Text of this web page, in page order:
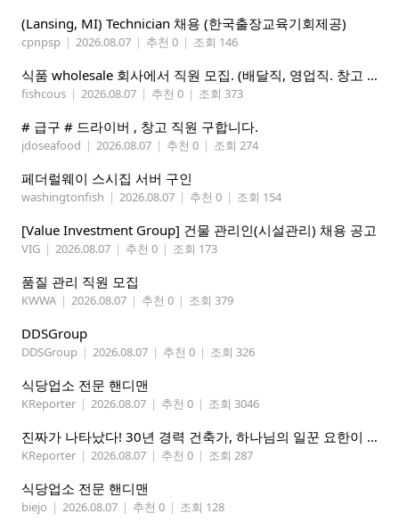
(Lansing, MI) Technician 채용 (한국출장교육기회제공)
cpnpsp | 2026.08.07 | 추천 0 | 조회 146
식품 wholesale 회사에서 직원 모집. (배달직, 영업직. 창고 관리직)
fishcous | 2026.08.07 | 추천 0 | 조회 373
# 급구 # 드라이버 , 창고 직원 구합니다.
jdoseafood | 2026.08.07 | 추천 0 | 조회 274
페더럴웨이 스시집 서버 구인
washingtonfish | 2026.08.07 | 추천 0 | 조회 154
[Value Investment Group] 건물 관리인(시설관리) 채용 공고
VIG | 2026.08.07 | 추천 0 | 조회 173
품질 관리 직원 모집
KWWA | 2026.08.07 | 추천 0 | 조회 379
DDSGroup
DDSGroup | 2026.08.07 | 추천 0 | 조회 326
식당업소 전문 핸디맨
KReporter | 2026.08.07 | 추천 0 | 조회 3046
진짜가 나타났다! 30년 경력 건축가, 하나님의 일꾼 요한이 책임 시공합니다.
KReporter | 2026.08.07 | 추천 0 | 조회 287
식당업소 전문 핸디맨
biejo | 2026.08.07 | 추천 0 | 조회 128